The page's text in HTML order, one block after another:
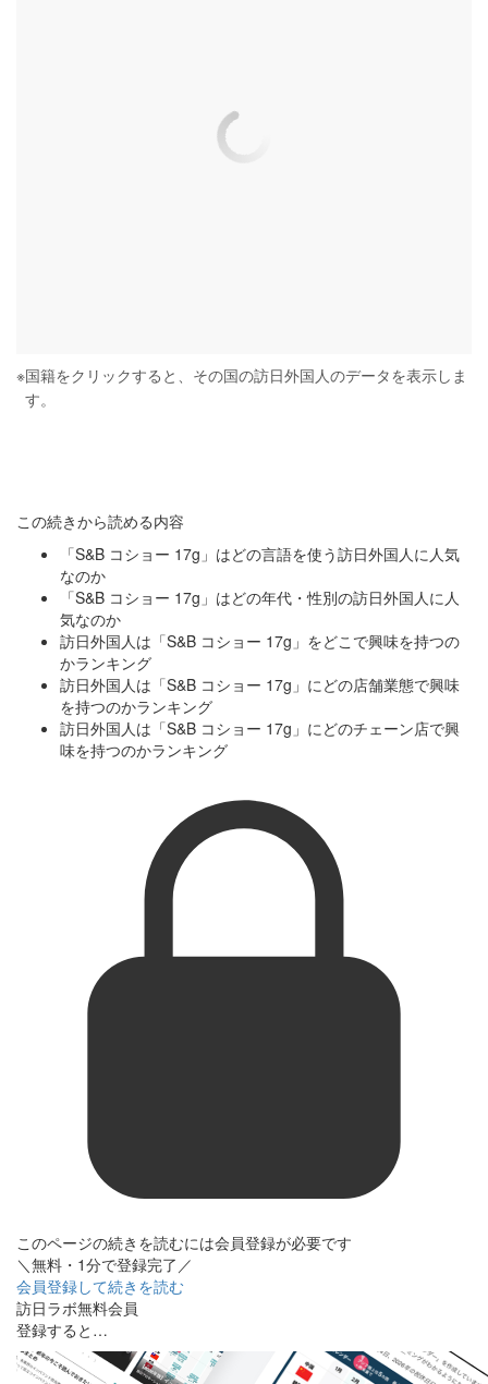
※国籍をクリックすると、その国の訪日外国人のデータを表示しま
す。
この続きから読める内容
「S&B コショー 17g」はどの言語を使う訪日外国人に人気
なのか
「S&B コショー 17g」はどの年代・性別の訪日外国人に人
気なのか
訪日外国人は「S&B コショー 17g」をどこで興味を持つの
かランキング
訪日外国人は「S&B コショー 17g」にどの店舗業態で興味
を持つのかランキング
訪日外国人は「S&B コショー 17g」にどのチェーン店で興
味を持つのかランキング
このページの続きを読むには会員登録が必要です
＼無料・1分で登録完了／
会員登録して続きを読む
訪日ラボ無料会員
登録すると…